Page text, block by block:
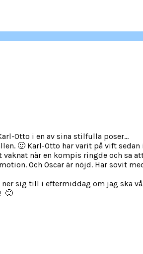
Otto i en av sina stilfulla poser…
🙂 Karl-Otto har varit på vift
när en kompis ringde och sa
Och Oscar är nöjd. Har sovit
sig till i eftermiddag om jag ska
🙂